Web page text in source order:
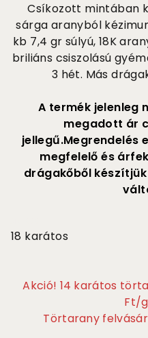
Csíkozott mintában
sárga aranyból
kb 7,4 gr súlyú, 18K
briliáns csiszolású
3 hét. Más
A termék jelenleg
megadott ár
jellegű.Megrendelés
megfelelő és
drágakőből
18 karátos
Akció! 14 karátos
Ft/
Törtarany